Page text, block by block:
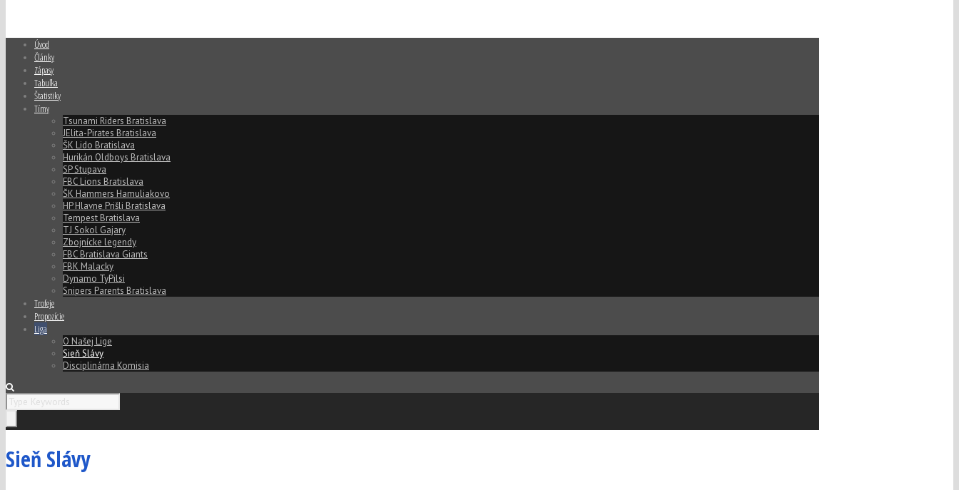
Úvod
Články
Zápasy
Tabuľka
Štatistiky
Tímy
Tsunami Riders Bratislava
JElita-Pirates Bratislava
ŠK Lido Bratislava
Hurikán Oldboys Bratislava
SP Stupava
FBC Lions Bratislava
ŠK Hammers Hamuliakovo
HP Hlavne Prišli Bratislava
Tempest Bratislava
TJ Sokol Gajary
Zbojnícke legendy
FBC Bratislava Giants
FBK Malacky
Dynamo TyPilsi
Snipers Parents Bratislava
Trofeje
Propozície
Liga
O Našej Lige
Sieň Slávy
Disciplinárna Komisia
Sieň Slávy